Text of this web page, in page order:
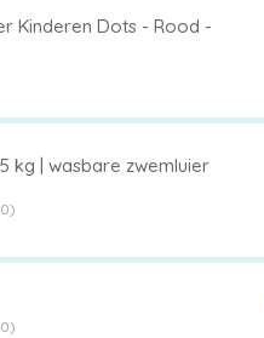
Kinderen Dots - Rood -
kg | wasbare zwemluier